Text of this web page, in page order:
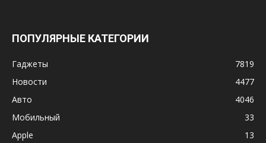
ПОПУЛЯРНЫЕ КАТЕГОРИИ
Гаджеты
7819
Новости
4477
Авто
4046
Мобильный
33
Apple
13